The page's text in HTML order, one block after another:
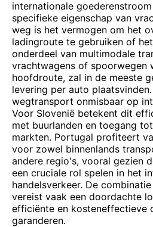
internationale
specifieke eigenschap van
weg is het vermogen om het
ladingroute te gebruiken of
onderdeel van multimodale
vrachtwagens of spoorwegen
hoofdroute, zal in de meeste
levering per auto
wegtransport onmisbaar op
Voor Slovenië betekent dit
met buurlanden en toegang
markten. Portugal profiteert
voor zowel binnenlands
andere regio's, vooral gezien
een cruciale rol spelen in het
handelsverkeer. De
vereist vaak een doordachte
efficiënte en kosteneffectieve
garanderen.